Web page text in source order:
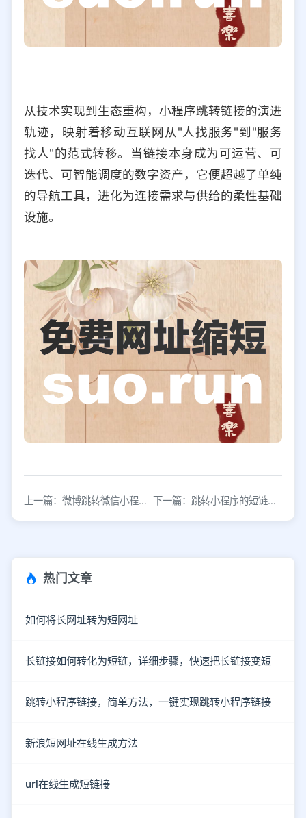
从技术实现到生态重构，小程序跳转链接的演进
轨迹，映射着移动互联网从"人找服务"到"服务
找人"的范式转移。当链接本身成为可运营、可
迭代、可智能调度的数字资产，它便超越了单纯
的导航工具，进化为连接需求与供给的柔性基础
设施。
上一篇：微博跳转微信小程序设置教程：三步完成配置 下一篇：跳转小程序的短链接有效期多久？设置规则与续期方法
热门文章
如何将长网址转为短网址
长链接如何转化为短链，详细步骤，快速把长链接变短
跳转小程序链接，简单方法，一键实现跳转小程序链接
新浪短网址在线生成方法
url在线生成短链接